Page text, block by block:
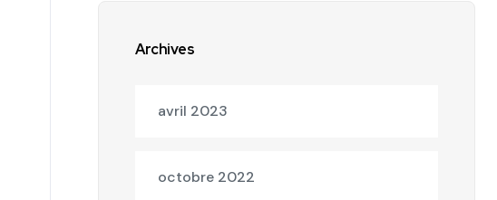
Archives
avril 2023
octobre 2022